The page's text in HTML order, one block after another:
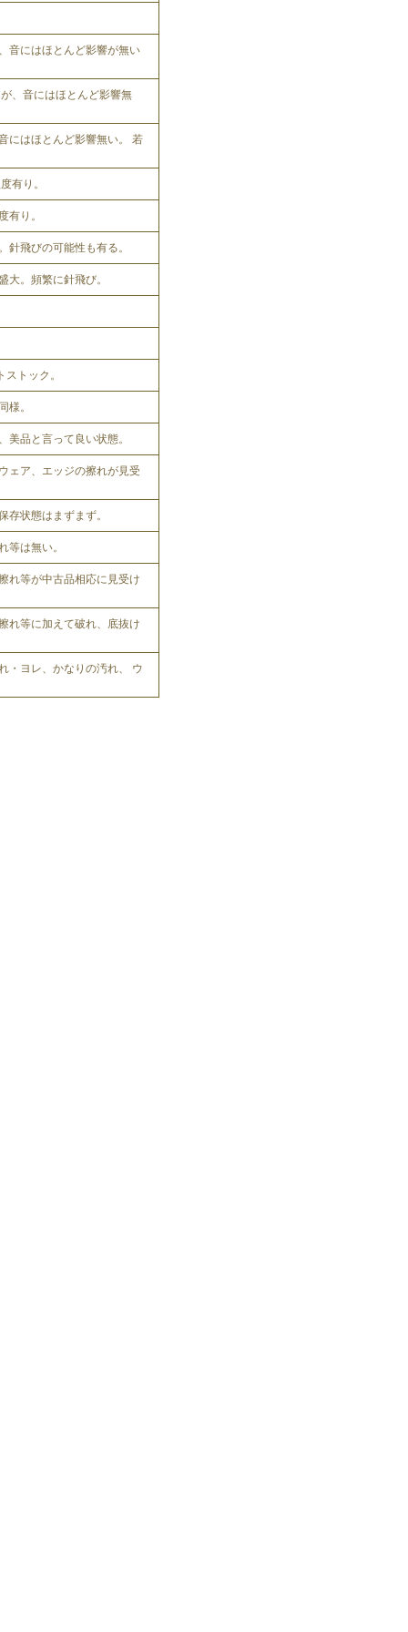
音にはほとんど影響が無い
、音にはほとんど影響無
にはほとんど影響無い。 若
有り。
有り。
針飛びの可能性も有る。
大。頻繁に針飛び。
トック。
様。
美品と言って良い状態。
ェア、エッジの擦れが見受
存状態はまずまず。
等は無い。
れ等が中古品相応に見受け
れ等に加えて破れ、底抜け
・ヨレ、かなりの汚れ、 ウ